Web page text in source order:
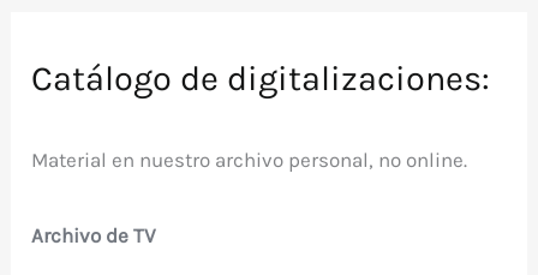
Catálogo de digitalizaciones:
Material en nuestro archivo personal, no online.
Archivo de TV